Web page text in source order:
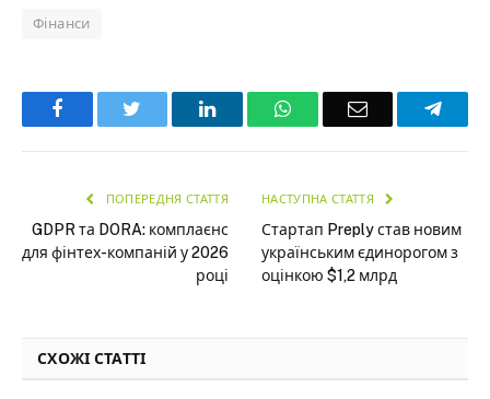
Фінанси
Facebook LinkedInWhatsAppEmail
ПОПЕРЕДНЯ СТАТТЯ
GDPR та DORA: комплаєнс
для фінтех-компаній у 2026
році
НАСТУПНА СТАТТЯ
Стартап Preply став новим
українським єдинорогом з
оцінкою $1,2 млрд
СХОЖІ СТАТТІ